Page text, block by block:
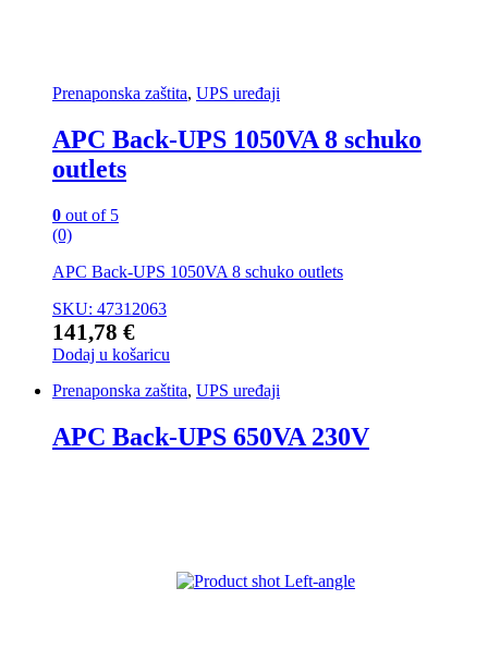
Prenaponska zaštita, UPS uređaji
APC Back-UPS 1050VA 8 schuko
outlets
0 out of 5
(0)
APC Back-UPS 1050VA 8 schuko outlets
SKU: 47312063
141,78 €
Dodaj u košaricu
Prenaponska zaštita, UPS uređaji
APC Back-UPS 650VA 230V